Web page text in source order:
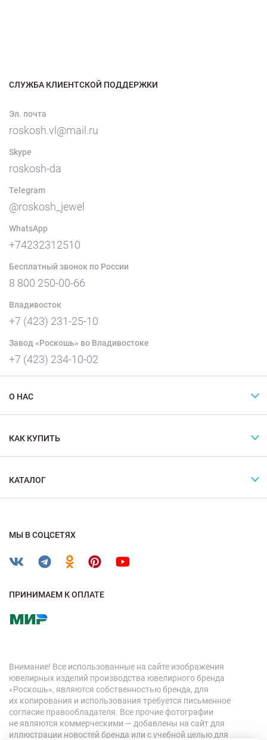
СЛУЖБА КЛИЕНТСКОЙ ПОДДЕРЖКИ
Эл. почта
roskosh.vl@mail.ru
Skype
roskosh-da
Telegram
@roskosh_jewel
WhatsApp
+74232312510
Бесплатный звонок по России
8 800 250-00-66
Владивосток
+7 (423) 231-25-10
Завод «Роскошь» во Владивостоке
+7 (423) 234-10-02
О НАС
КАК КУПИТЬ
КАТАЛОГ
МЫ В СОЦСЕТЯХ
ПРИНИМАЕМ К ОПЛАТЕ
Внимание! Все использованные на сайте изображения
ювелирных изделий производства ювелирного бренда
«Роскошь», являются собственностью бренда, для
их копирования и использования требуется письменное
согласие правообладателя. Все прочие фотографии
не являются коммерческими — добавлены на сайт для
иллюстрации новостей бренда или с учебной целью для